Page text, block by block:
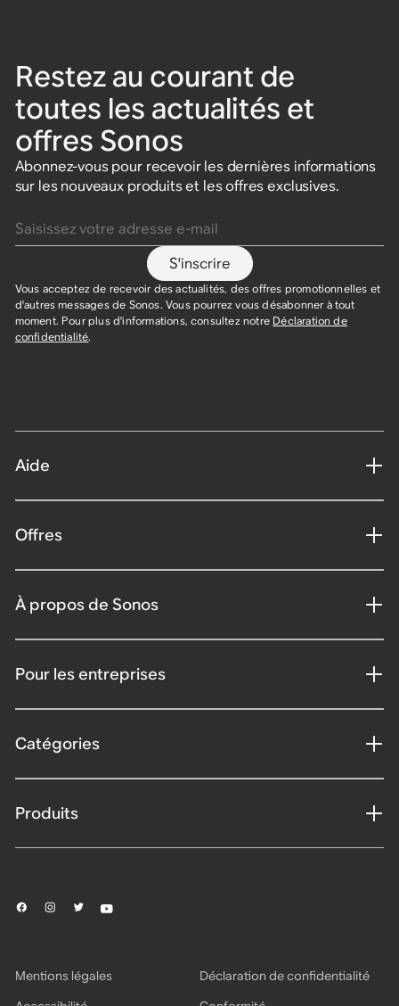
Restez au courant de
toutes les actualités et
offres Sonos
Abonnez-vous pour recevoir les dernières informations
sur les nouveaux produits et les offres exclusives.
S'inscrire
Vous acceptez de recevoir des actualités, des offres promotionnelles et
d'autres messages de Sonos. Vous pourrez vous désabonner à tout
moment. Pour plus d'informations, consultez notre Déclaration de
confidentialité.
Aide
Offres
À propos de Sonos
Pour les entreprises
Catégories
Produits
Mentions légales
Déclaration de confidentialité